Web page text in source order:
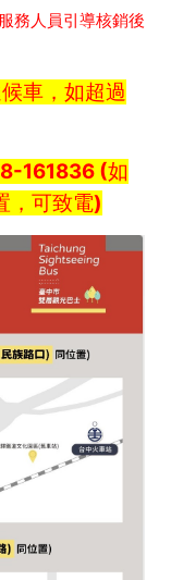
務人員引導核銷後
車，如超過
161836 (如
，可致電)